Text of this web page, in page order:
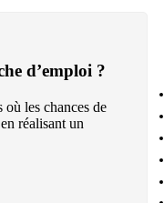
d’emploi ?
les chances de
réalisant un